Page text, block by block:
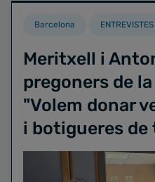
Barcelona ENTREVISTES
Meritxell i
pregoners de
"Volem donar
i botigueres de